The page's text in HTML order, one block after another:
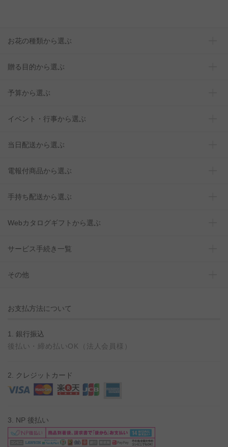
お花の種類から選ぶ
贈る目的から選ぶ
予算から選ぶ
イベント・行事から選ぶ
当日配送から選ぶ
電報付商品から選ぶ
手持ち配送から選ぶ
Webカタログギフトから選ぶ
サービス手続き一覧
その他
お支払方法について
1. 銀行振込
後払い・締め払いOK（法人会員様）
2. クレジットカード
3. NP 後払い